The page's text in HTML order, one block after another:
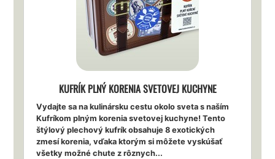
KUFRÍK PLNÝ KORENIA SVETOVEJ KUCHYNE
Vydajte sa na kulinársku cestu okolo sveta s naším
Kufríkom plným korenia svetovej kuchyne! Tento
štýlový plechový kufrík obsahuje 8 exotických
zmesí korenia, vďaka ktorým si môžete vyskúšať
všetky možné chute z rôznych...